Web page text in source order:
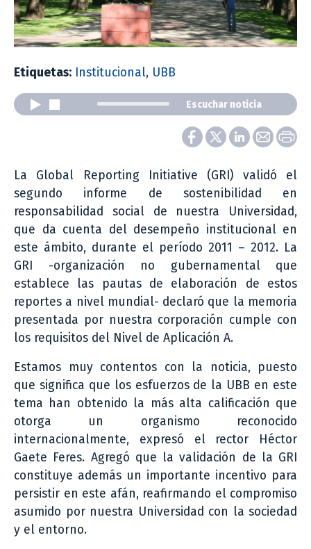
Etiquetas: Institucional, UBB
Escuchar noticia
La Global Reporting Initiative (GRI) validó el
segundo informe de sostenibilidad en
responsabilidad social de nuestra Universidad,
que da cuenta del desempeño institucional en
este ámbito, durante el período 2011 – 2012. La
GRI -organización no gubernamental que
establece las pautas de elaboración de estos
reportes a nivel mundial- declaró que la memoria
presentada por nuestra corporación cumple con
los requisitos del Nivel de Aplicación A.
Estamos muy contentos con la noticia, puesto
que significa que los esfuerzos de la UBB en este
tema han obtenido la más alta calificación que
otorga un organismo reconocido
internacionalmente, expresó el rector Héctor
Gaete Feres. Agregó que la validación de la GRI
constituye además un importante incentivo para
persistir en este afán, reafirmando el compromiso
asumido por nuestra Universidad con la sociedad
y el entorno.